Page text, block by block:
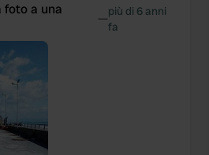
foto a una
—più di 6 anni
fa